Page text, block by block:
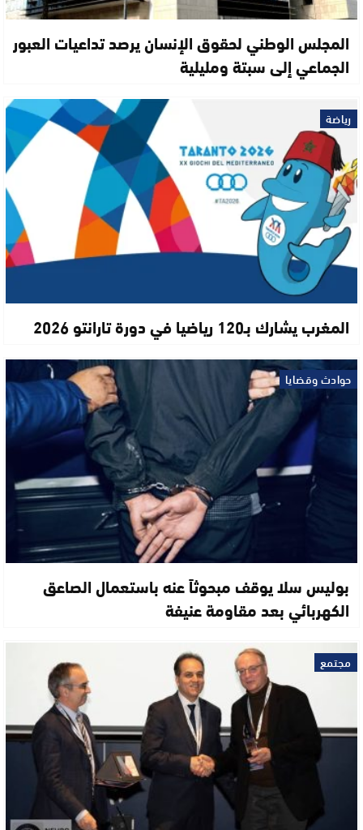
المجلس الوطني لحقوق الإنسان يرصد تداعيات العبور
الجماعي إلى سبتة ومليلية
رياضة
المغرب يشارك بـ120 رياضيا في دورة تارانتو 2026
حوادث وقضايا
بوليس سلا يوقف مبحوثاً عنه باستعمال الصاعق
الكهربائي بعد مقاومة عنيفة
مجتمع